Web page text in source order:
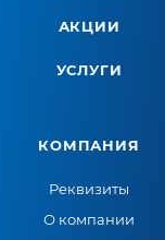
АКЦИИ
УСЛУГИ
КОМПАНИЯ
Реквизиты
О компании